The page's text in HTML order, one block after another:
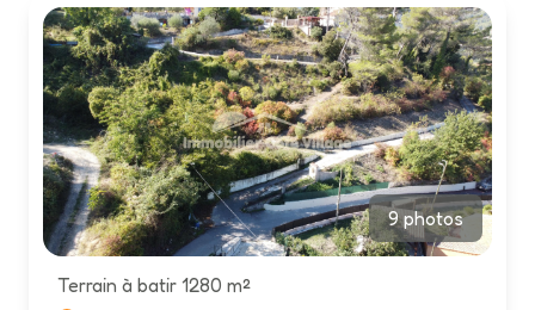
9 photos
Terrain à batir 1280 m²